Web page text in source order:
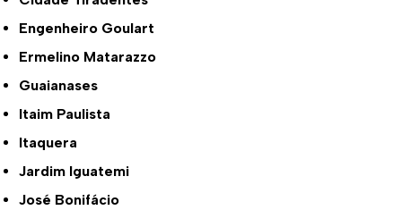
Engenheiro Goulart
Ermelino Matarazzo
Guaianases
Itaim Paulista
Itaquera
Jardim Iguatemi
José Bonifácio